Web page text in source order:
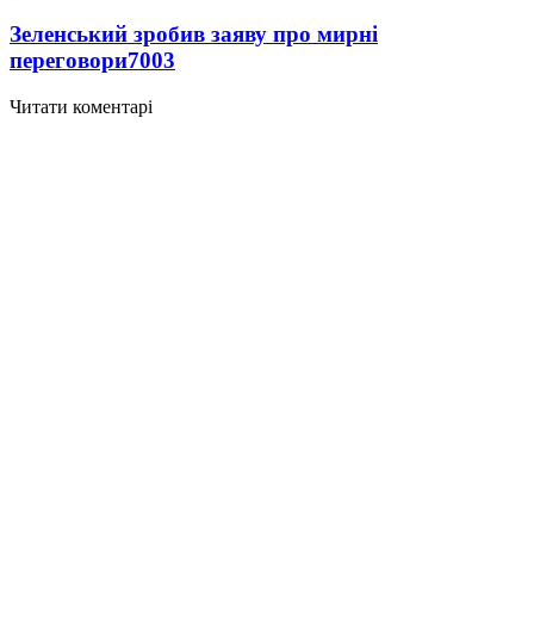
Зеленський зробив заяву про мирні
переговори7003
Читати коментарі